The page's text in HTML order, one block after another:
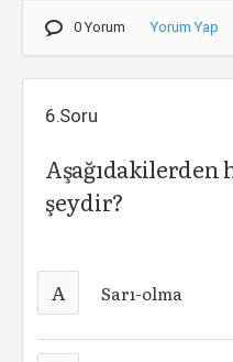
0 Yorum Yorum Yap
6.Soru
Aşağıdakilerden
şeydir?
A Sarı-olma